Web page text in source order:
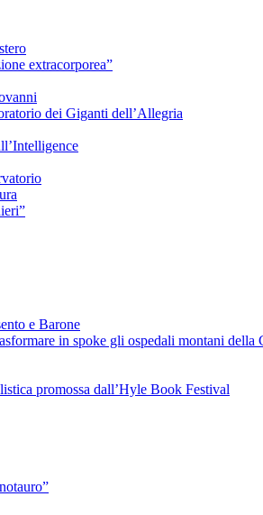
extracorporea”
dei Giganti dell’Allegria
e Barone
in spoke gli ospedali montani della
promossa dall’Hyle Book Festival